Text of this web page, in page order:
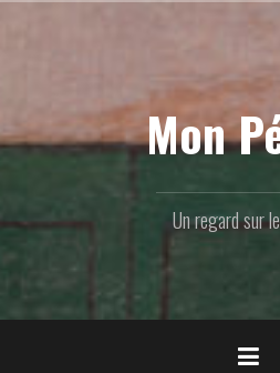
Mon
Un regard sur